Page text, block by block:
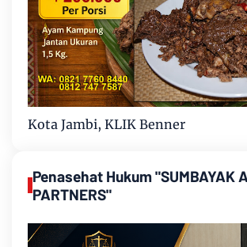
Kota Jambi, KLIK Benner
Penasehat Hukum "SUMBAYAK
PARTNERS"